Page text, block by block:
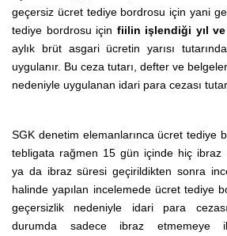
geçersiz ücret tediye bordrosu için yani
tediye bordrosu için fiilin işlendiği yıl
aylık brüt asgari ücretin yarısı
uygulanır. Bu ceza tutarı, defter ve
nedeniyle uygulanan idari para cezası
SGK denetim elemanlarınca ücret tediye
tebligata rağmen 15 gün içinde hiç ibraz
ya da ibraz süresi geçirildikten sonra
halinde yapılan incelemede ücret tediye
geçersizlik nedeniyle idari para
durumda sadece ibraz etmemeye